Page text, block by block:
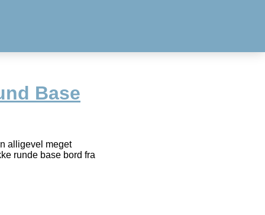
Base
alligevel meget
runde base bord fra